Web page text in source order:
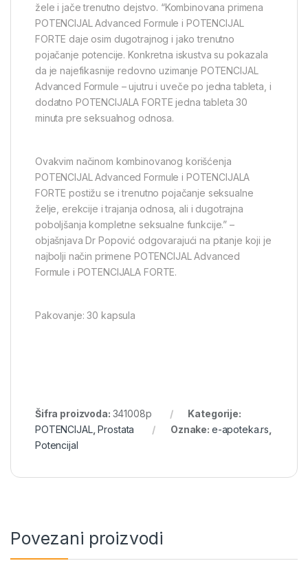
žele i jače trenutno dejstvo. “Kombinovana primena
POTENCIJAL Advanced Formule i POTENCIJAL
FORTE daje osim dugotrajnog i jako trenutno
pojačanje potencije. Konkretna iskustva su pokazala
da je najefikasnije redovno uzimanje POTENCIJAL
Advanced Formule – ujutru i uveče po jedna tableta, i
dodatno POTENCIJALA FORTE jedna tableta 30
minuta pre seksualnog odnosa.
Ovakvim načinom kombinovanog korišćenja
POTENCIJAL Advanced Formule i POTENCIJALA
FORTE postižu se i trenutno pojačanje seksualne
želje, erekcije i trajanja odnosa, ali i dugotrajna
poboljšanja kompletne seksualne funkcije.” –
objašnjava Dr Popović odgovarajući na pitanje koji je
najbolji način primene POTENCIJAL Advanced
Formule i POTENCIJALA FORTE.
Pakovanje: 30 kapsula
Šifra proizvoda: 341008p
Kategorije:
POTENCIJAL,Prostata Oznake: e-apoteka.rs
Potencijal
Povezani proizvodi